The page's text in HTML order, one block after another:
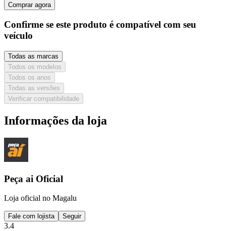
Comprar agora
Confirme se este produto é compatível com seu
veículo
Todas as marcas
Todos os modelos
Todos os anos
Todas as versões
Verificar compatibilidade
Informações da loja
Peça ai Oficial
Loja oficial no Magalu
Fale com lojista Seguir
3.4